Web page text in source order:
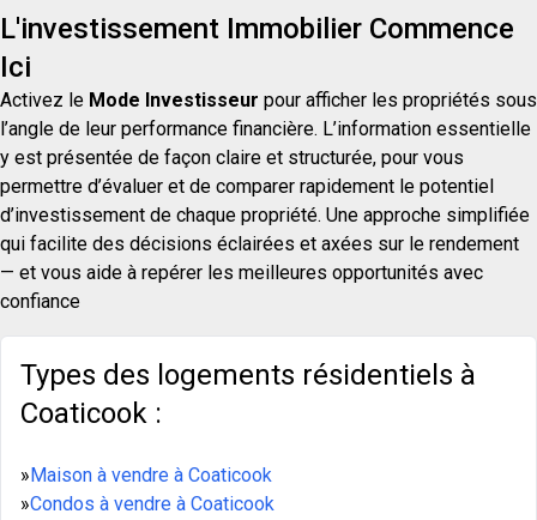
L'investissement Immobilier Commence
Ici
Activez le Mode Investisseur pour afficher les propriétés sous
l’angle de leur performance financière. L’information essentielle
y est présentée de façon claire et structurée, pour vous
permettre d’évaluer et de comparer rapidement le potentiel
d’investissement de chaque propriété. Une approche simplifiée
qui facilite des décisions éclairées et axées sur le rendement
— et vous aide à repérer les meilleures opportunités avec
confiance
Types des logements résidentiels à
Coaticook :
»Maison à vendre à Coaticook
»Condos à vendre à Coaticook